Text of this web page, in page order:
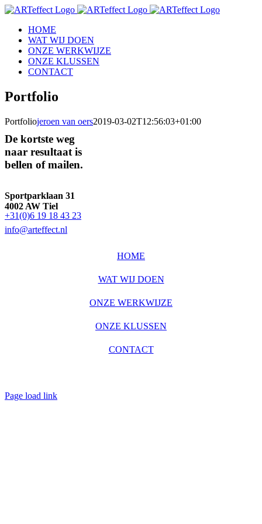
Skip
contentHOME
WAT WIJ DOEN
ONZE WERKWIJZE
ONZE KLUSSEN
CONTACT
Portfolio
Portfoliojeroen van oers2019-03-02T12:56:03+01:00
De kortste weg
naar resultaat is
bellen of mailen.
Sportparklaan 31
4002 AW Tiel
+31(0)6 19 18 43 23
info@arteffect.nl
HOME
WAT WIJ DOEN
ONZE WERKWIJZE
ONZE KLUSSEN
CONTACT
Page load link